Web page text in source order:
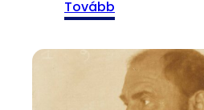
tovább
B
é
ü